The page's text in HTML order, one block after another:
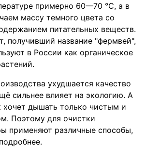
примерно 60—70 °C, а в
массу темного цвета со
питательных веществ.
получивший название "фермвей",
в России как органическое
ухудшается качество
сильнее влияет на экологию. А
хочет дышать только чистым и
Поэтому для очистки
применяют различные способы,